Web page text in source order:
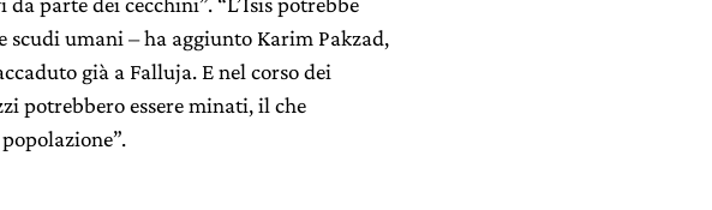
umani – ha aggiunto Karim Pakzad,
già a Falluja. E nel corso dei
potrebbero essere minati, il che